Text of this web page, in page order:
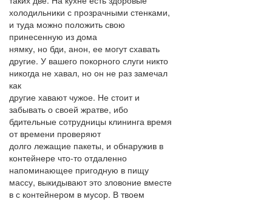
холодильники с прозрачными стенками,
и туда можно положить свою
принесенную из дома
нямку, но бди, анон, ее могут схавать
другие. У вашего покорного слуги никто
никогда не хавал, но он не раз замечал
как
другие хавают чужое. Не стоит и
забывать о своей жратве, ибо
бдительные сотрудницы клининга время
от времени проверяют
долго лежащие пакеты, и обнаружив в
контейнере что-то отдаленно
напоминающее пригодную в пищу
массу, выкидывают это зловоние вместе
в с контейнером в мусор. В твоем